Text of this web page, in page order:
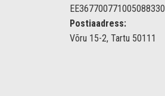
EE367700771005088330
Postiaadress:
Võru 15-2, Tartu 50111